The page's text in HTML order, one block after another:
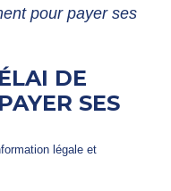
pour payer ses
DE
SES
légale et